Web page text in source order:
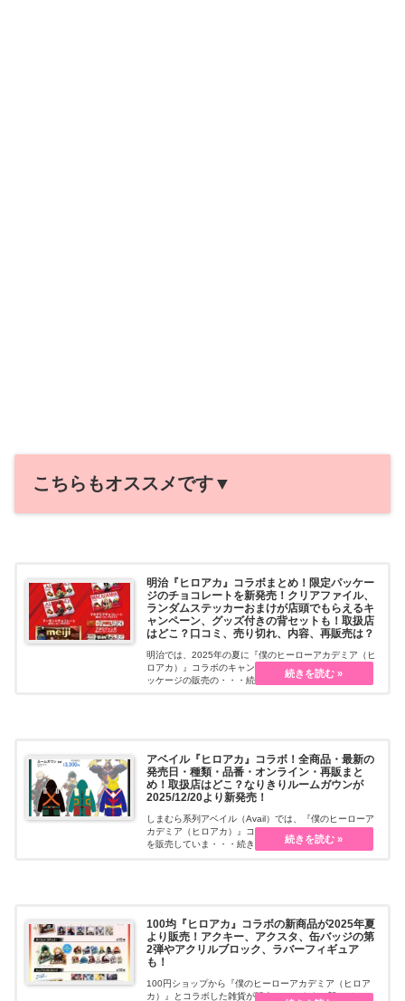
こちらもオススメです▼
明治『ヒロアカ』コラボまとめ！限定パッケー
ジのチョコレートを新発売！クリアファイル、
ランダムステッカーおまけが店頭でもらえるキ
ャンペーン、グッズ付きの背セットも！取扱店
はどこ？口コミ、売り切れ、内容、再販売は？
明治では、2025年の夏に『僕のヒーローアカデミア（ヒ
ロアカ）』コラボのキャンペーンを開催します！限定パ
ッケージの販売の・・・続きを読む
アベイル『ヒロアカ』コラボ！全商品・最新の
発売日・種類・品番・オンライン・再販まと
め！取扱店はどこ？なりきりルームガウンが
2025/12/20より新発売！
しまむら系列アベイル（Avail）では、『僕のヒーローア
カデミア（ヒロアカ）』コラボのアパレルや雑貨グッズ
を販売していま・・・続きを読む
100均『ヒロアカ』コラボの新商品が2025年夏
より販売！アクキー、アクスタ、缶バッジの第
2弾やアクリルブロック、ラバーフィギュア
も！
100円ショップから『僕のヒーローアカデミア（ヒロア
カ）』とコラボした雑貨が販売しています。新アイテム